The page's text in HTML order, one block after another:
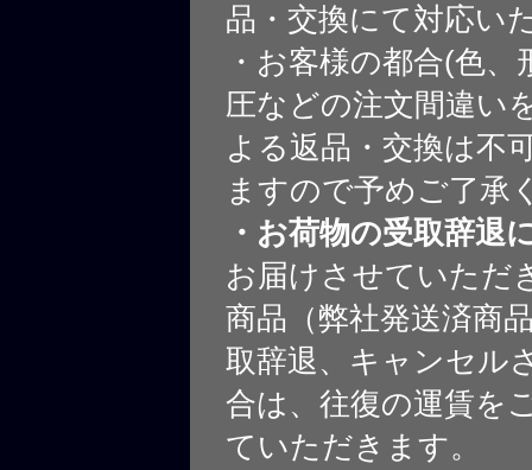
品・交換にて対応い
・お客様の都合(色、
圧などの注文間違い
よる返品・交換は不
ますので予めご了承
・お荷物の受取辞退
お届けさせていただ
商品（弊社発送済商
取辞退、キャンセル
合は、往復の運賃を
ていただきます。